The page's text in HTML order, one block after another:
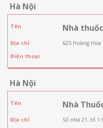
Hà Nội
Tên Nhà
Địa chỉ
625 Hoàng
Điện thoại
Hà Nội
Tên Nhà
Địa chỉ
Số nhà 21, tổ